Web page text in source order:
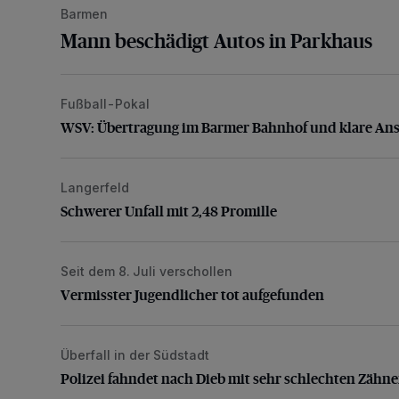
Barmen
Mann beschädigt Autos in Parkhaus
WSV: Übertragung im Barmer Bahnhof und klare
Fußball-Pokal
WSV: Übertragung im Barmer Bahnhof und klare
Schwerer Unfall mit 2,48 Promille
Langerfeld
Schwerer Unfall mit 2,48 Promille
Vermisster Jugendlicher tot aufgefunden
Seit dem 8. Juli verschollen
Vermisster Jugendlicher tot aufgefunden
Polizei fahndet nach Dieb mit sehr schlechten Zähnen
Überfall in der Südstadt
Polizei fahndet nach Dieb mit sehr schlechten